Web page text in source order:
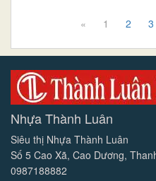
« 1 2 3
Nhựa Thành Luân
Siêu thị Nhựa Thành Luân
Số 5 Cao Xã, Cao Dương,
0987188882